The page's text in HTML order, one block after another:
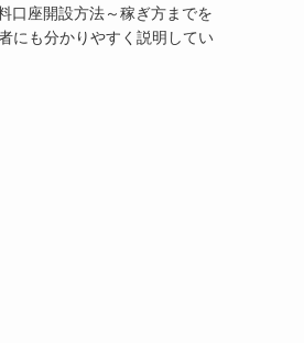
口座開設方法～稼ぎ方までを
にも分かりやすく説明してい